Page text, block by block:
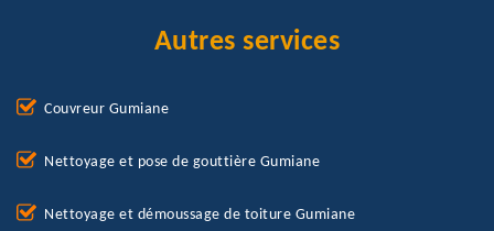
Autres services
Couvreur Gumiane
Nettoyage et pose de gouttière Gumiane
Nettoyage et démoussage de toiture Gumiane